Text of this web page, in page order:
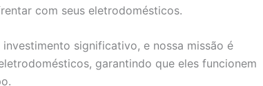
com seus eletrodomésticos.
significativo, e nossa missão é
garantindo que eles funcionem